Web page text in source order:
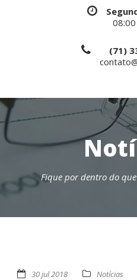
(71)
Fique por dentro do
30 jul 2018 Notícias